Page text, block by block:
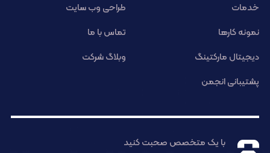
خدمات
طراحی وب سایت
نمونه کارها
تماس با ما
دیجیتال مارکتینگ
وبلاگ شرکت
پشتیبانی انجمن
با یک متخصص صحبت کنید